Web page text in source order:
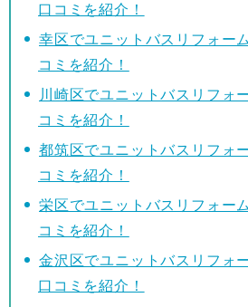
口コミを紹介！
幸区でユニットバスリフォー
コミを紹介！
川崎区でユニットバスリフォ
コミを紹介！
都筑区でユニットバスリフォ
コミを紹介！
栄区でユニットバスリフォー
コミを紹介！
金沢区でユニットバスリフォ
口コミを紹介！